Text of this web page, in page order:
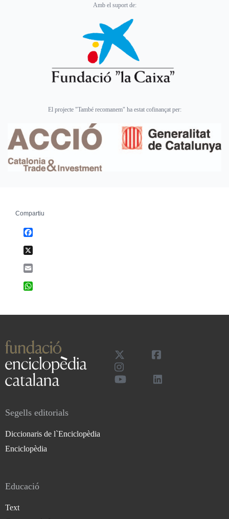
Amb el suport de:
El projecte "També recomanem" ha estat cofinançat per:
Compartiu
Segells editorials
Diccionaris de l`Enciclopèdia
Enciclopèdia
Educació
Text